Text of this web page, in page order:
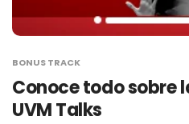
BONUS TRACK
Conoce todo sobre
UVM Talks